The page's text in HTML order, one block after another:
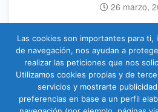
Read More
26 marzo,
Las cookies son importantes para
de navegación, nos ayudan a
realizar las peticiones que nos
Utilizamos cookies propias y de
servicios y mostrarte
preferencias en base a un perfil